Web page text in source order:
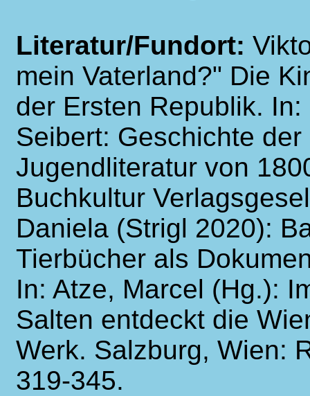
Literatur/Fundort:
mein Vaterland?" Die
der Ersten Republik.
Seibert: Geschichte
Jugendliteratur von
Buchkultur
Daniela (Strigl 2020):
Tierbücher als
In: Atze, Marcel (Hg.):
Salten entdeckt die
Werk. Salzburg, Wien:
319-345.